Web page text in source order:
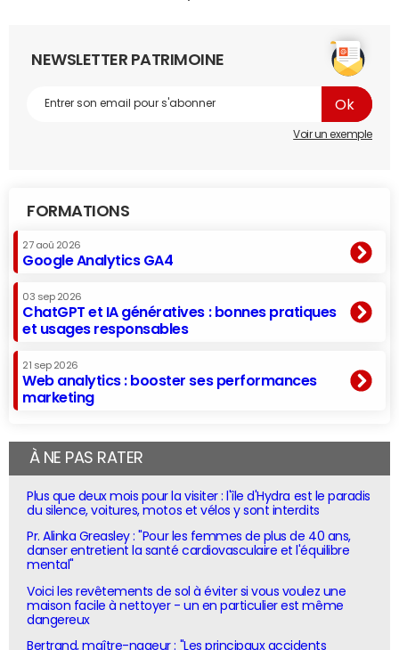
NEWSLETTER PATRIMOINE
Voir un exemple
FORMATIONS
27 aoû 2026
Google Analytics GA4
03 sep 2026
ChatGPT et IA génératives : bonnes pratiques
et usages responsables
21 sep 2026
Web analytics : booster ses performances
marketing
À NE PAS RATER
Plus que deux mois pour la visiter : l'île d'Hydra est le paradis
du silence, voitures, motos et vélos y sont interdits
Pr. Alinka Greasley : "Pour les femmes de plus de 40 ans,
danser entretient la santé cardiovasculaire et l'équilibre
mental"
Voici les revêtements de sol à éviter si vous voulez une
maison facile à nettoyer - un en particulier est même
dangereux
Bertrand, maître-nageur : "Les principaux accidents